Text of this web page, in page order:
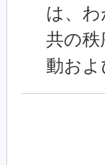
は、
共の秩
動お